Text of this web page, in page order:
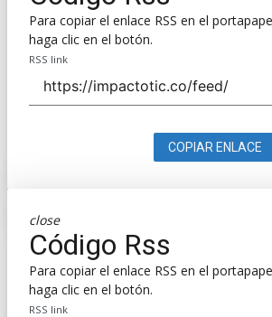
Para copiar el enlace RSS en el
haga clic en el botón.
RSS link
COPIAR ENLACE
close
Código Rss
Para copiar el enlace RSS en el
haga clic en el botón.
RSS link